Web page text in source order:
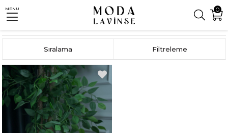
Ödeme Seçeneği 0
MENU
KIZ BEBEK
Filtreleme
Sıralama